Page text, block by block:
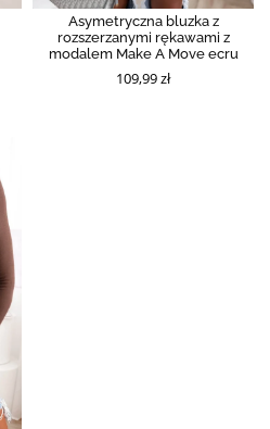
Asymetryczna bluzka z
rozszerzanymi rękawami z
modalem Make A Move ecru
109,99 zł